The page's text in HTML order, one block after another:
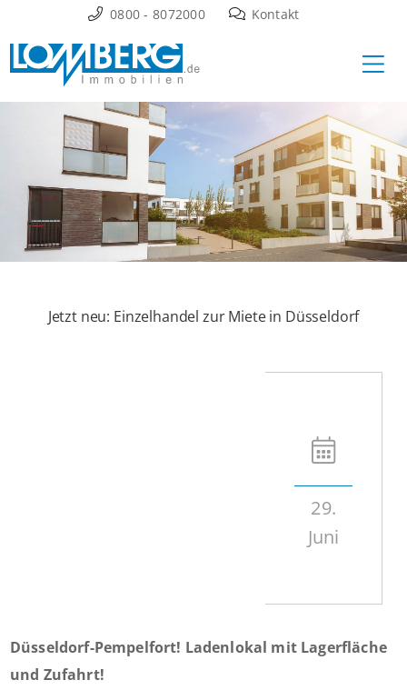
Inhalt
springen
0800 - 8072000 Kontakt
Jetzt neu: Einzelhandel zur Miete in Düsseldorf
29.
Juni
Düsseldorf-Pempelfort! Ladenlokal mit Lagerfläche
und Zufahrt!